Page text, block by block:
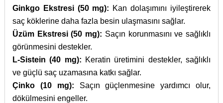
Ginkgo Ekstresi (50 mg): Kan dolaşımını iyileştirerek
saç köklerine daha fazla besin ulaşmasını sağlar.
Üzüm Ekstresi (50 mg): Saçın korunmasını ve sağlıklı
görünmesini destekler.
L-Sistein (40 mg): Keratin üretimini destekler, sağlıklı
ve güçlü saç uzamasına katkı sağlar.
Çinko (10 mg): Saçın güçlenmesine yardımcı olur,
dökülmesini engeller.